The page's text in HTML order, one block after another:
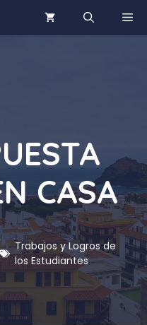
CASA
Trabajos y Logros de
los Estudiantes